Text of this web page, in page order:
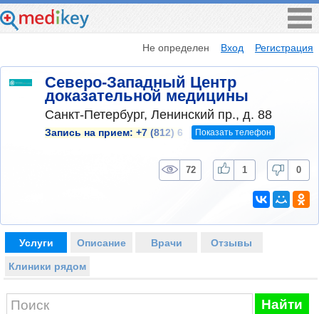
Не определен Вход Регистрация
Северо-Западный Центр
доказательной медицины
Санкт-Петербург, Ленинский пр., д. 88
Запись на прием: +7 (812) 6 Показать телефон
72 1 0
Услуги Описание Врачи Отзывы
Клиники рядом
Найти